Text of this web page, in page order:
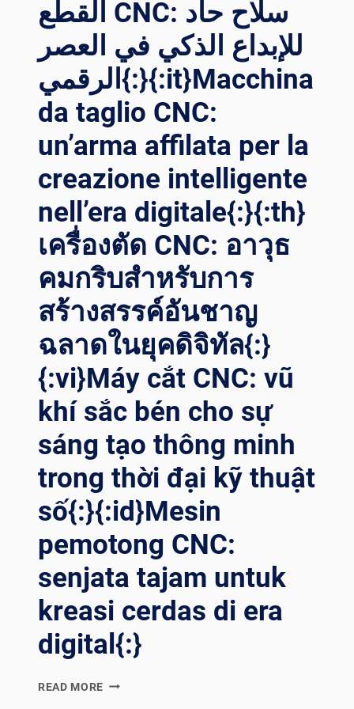
TECHNOLOGIE
DE
DÉCOUPE
AU
JET
D’EAU
ET
MAÎTRISEZ
UNE
MACHINE
DÉCOUPE
JET
D’EAU
CNC
EFFICACE
ET
PRÉCISE.
{:}
{:RU}
ИННОВАЦИОННАЯ
ТЕХНОЛОГИЯ
ВОДОСТРУЙНОЙ
РЕЗКИ
ОВЛАДЕНИЕ
ЭФФЕКТИВНЫМ
И
ТОЧНЫМ
СТАНКОМ
ДЛЯ
ГИДРОАБРАЗИВНОЙ
РЕЗКИ
С
ЧПУ.
{:AR}
القطع CNC: سلاح حاد
للإبداع الذكي في العصر
الرقمي{:}{:it}Macchina
da taglio CNC:
un’arma affilata per la
creazione intelligente
nell’era digitale{:}{:th}
เครื่องตัด CNC: อาวุธ
คมกริบสำหรับการ
สร้างสรรค์อันชาญ
ฉลาดในยุคดิจิทัล{:}
{:vi}Máy cắt CNC: vũ
khí sắc bén cho sự
sáng tạo thông minh
trong thời đại kỹ thuật
số{:}{:id}Mesin
pemotong CNC:
senjata tajam untuk
kreasi cerdas di era
digital{:}
READ MORE {:EN}CNC